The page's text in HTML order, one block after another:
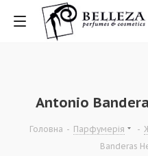
Antonio
Головна - Парфумерія -
Banderas